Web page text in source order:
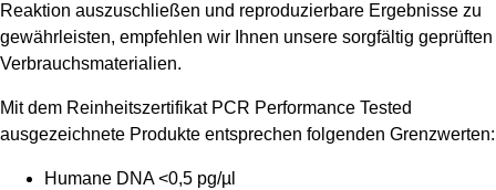
Reaktion auszuschließen und reproduzierbare Ergebnisse zu
gewährleisten, empfehlen wir Ihnen unsere sorgfältig geprüften
Verbrauchsmaterialien.
Mit dem Reinheitszertifikat PCR Performance Tested
ausgezeichnete Produkte entsprechen folgenden Grenzwerten:
Humane DNA <0,5 pg/µl